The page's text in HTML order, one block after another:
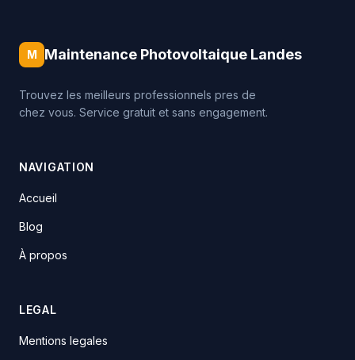
M Maintenance Photovoltaique Landes
Trouvez les meilleurs professionnels pres de
chez vous. Service gratuit et sans engagement.
NAVIGATION
Accueil
Blog
À propos
LEGAL
Mentions legales